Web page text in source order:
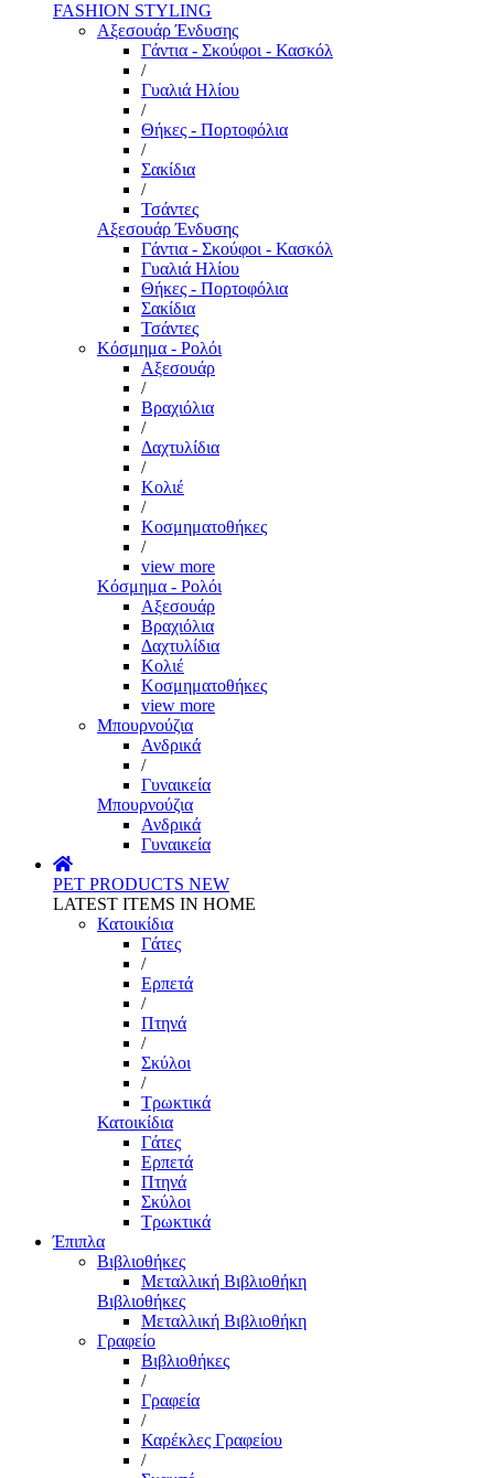
FASHION STYLING
Αξεσουάρ Ένδυσης
Γάντια - Σκούφοι - Κασκόλ
/
Γυαλιά Ηλίου
/
Θήκες - Πορτοφόλια
/
Σακίδια
/
Τσάντες
Αξεσουάρ Ένδυσης
Γάντια - Σκούφοι - Κασκόλ
Γυαλιά Ηλίου
Θήκες - Πορτοφόλια
Σακίδια
Τσάντες
Κόσμημα - Ρολόι
Αξεσουάρ
/
Βραχιόλια
/
Δαχτυλίδια
/
Κολιέ
/
Κοσμηματοθήκες
/
view more
Κόσμημα - Ρολόι
Αξεσουάρ
Βραχιόλια
Δαχτυλίδια
Κολιέ
Κοσμηματοθήκες
view more
Μπουρνούζια
Ανδρικά
/
Γυναικεία
Μπουρνούζια
Ανδρικά
Γυναικεία
PET PRODUCTS NEW
LATEST ITEMS IN HOME
Κατοικίδια
Γάτες
/
Ερπετά
/
Πτηνά
/
Σκύλοι
/
Τρωκτικά
Κατοικίδια
Γάτες
Ερπετά
Πτηνά
Σκύλοι
Τρωκτικά
Έπιπλα
Βιβλιοθήκες
Μεταλλική Βιβλιοθήκη
Βιβλιοθήκες
Μεταλλική Βιβλιοθήκη
Γραφείο
Βιβλιοθήκες
/
Γραφεία
/
Καρέκλες Γραφείου
/